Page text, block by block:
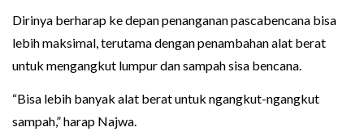
Dirinya berharap ke depan penanganan pascabencana bisa
lebih maksimal, terutama dengan penambahan alat berat
untuk mengangkut lumpur dan sampah sisa bencana.
“Bisa lebih banyak alat berat untuk ngangkut-ngangkut
sampah,” harap Najwa.